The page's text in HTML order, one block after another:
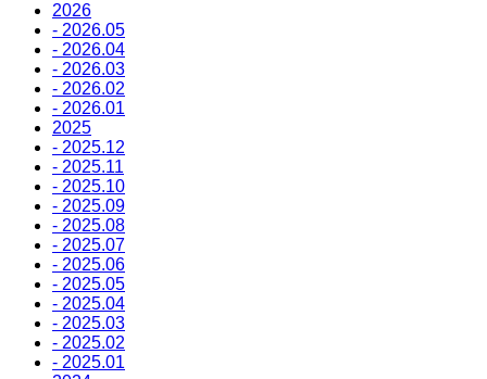
2026
- 2026.05
- 2026.04
- 2026.03
- 2026.02
- 2026.01
2025
- 2025.12
- 2025.11
- 2025.10
- 2025.09
- 2025.08
- 2025.07
- 2025.06
- 2025.05
- 2025.04
- 2025.03
- 2025.02
- 2025.01